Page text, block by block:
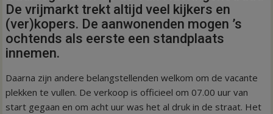
De vrijmarkt trekt altijd veel kijkers en
(ver)kopers. De aanwonenden mogen ’s
ochtends als eerste een standplaats
innemen.
Daarna zijn andere belangstellenden welkom om de vacante
plekken te vullen. De verkoop is officieel om 07.00 uur van
start gegaan en om acht uur was het al druk in de straat. Het